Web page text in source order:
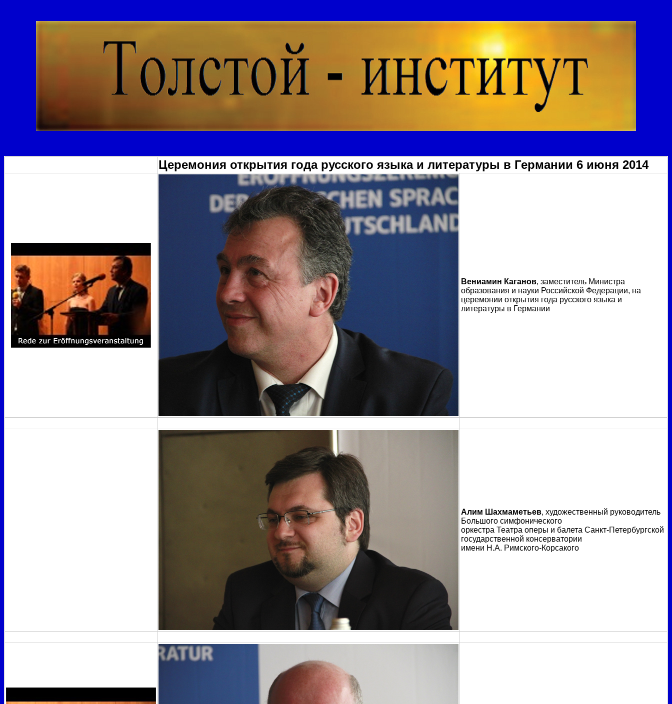
Церемония открытия года русского языка и литературы в Германии 6 июня 2014
Вениамин Каганов, заместитель Министра
образования и науки Российской Федерации, на
церемонии открытия года русского языка и
литературы в Германии
Алим Шахмаметьев, художественный руководитель
Большого симфонического
оркестра Театра оперы и балета Санкт-Петербургской
государственной консерватории
имени Н.А. Римского-Корсакого